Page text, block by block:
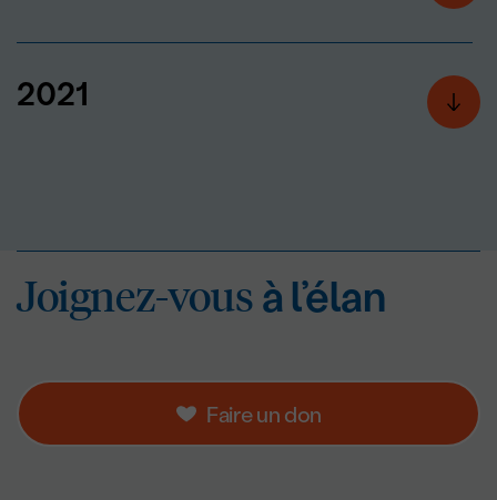
2021
Faire un don
Joignez-vousà
Joignez-vousà l’élan